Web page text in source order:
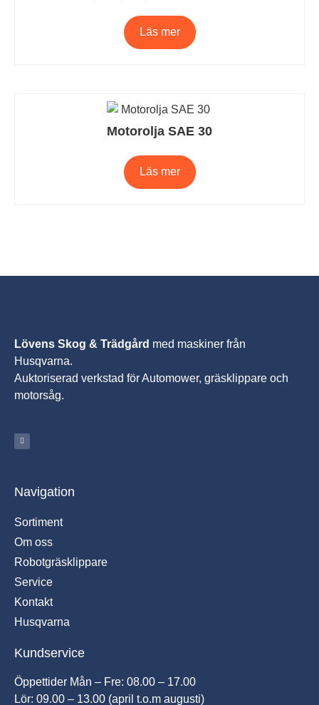
Läs mer
Motorolja SAE 30
Läs mer
Lövens Skog & Trädgård med maskiner från
Husqvarna.
Auktoriserad verkstad för Automower, gräsklippare och
motorsåg.
Navigation
Sortiment
Om oss
Robotgräsklippare
Service
Kontakt
Husqvarna
Kundservice
Öppettider Mån – Fre: 08.00 – 17.00
Lör: 09.00 – 13.00 (april t.o.m augusti)